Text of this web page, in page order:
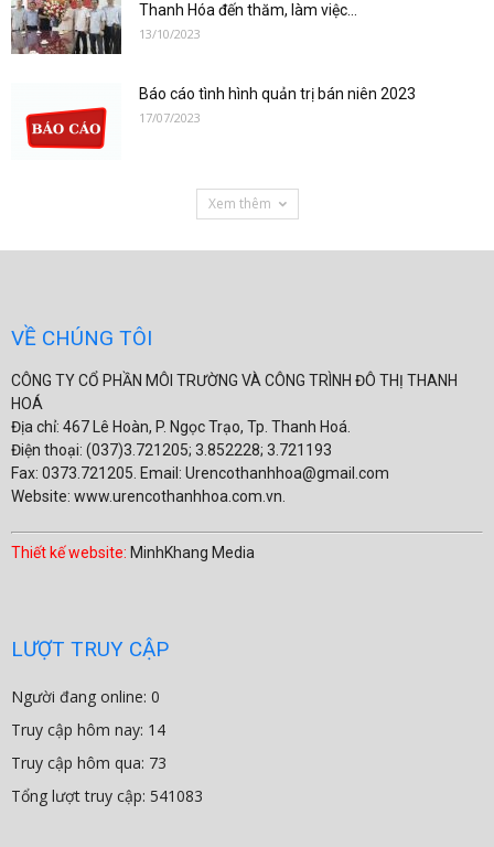
Thanh Hóa đến thăm, làm việc...
13/10/2023
Báo cáo tình hình quản trị bán niên 2023
17/07/2023
Xem thêm
VỀ CHÚNG TÔI
CÔNG TY CỔ PHẦN MÔI TRƯỜNG VÀ CÔNG TRÌNH ĐÔ THỊ THANH
HOÁ
Địa chỉ: 467 Lê Hoàn, P. Ngọc Trạo, Tp. Thanh Hoá.
Điện thoại: (037)3.721205; 3.852228; 3.721193
Fax: 0373.721205. Email: Urencothanhhoa@gmail.com
Website: www.urencothanhhoa.com.vn.
Thiết kế website: MinhKhang Media
LƯỢT TRUY CẬP
Người đang online: 0
Truy cập hôm nay: 14
Truy cập hôm qua: 73
Tổng lượt truy cập: 541083